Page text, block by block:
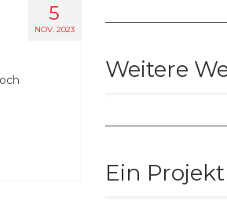
5
NOV. 2023
Weitere
Ein